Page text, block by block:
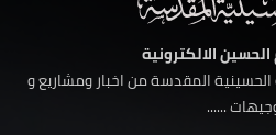
الحسين الالكترونية
المقدسة من اخبار ومشاريع و
......